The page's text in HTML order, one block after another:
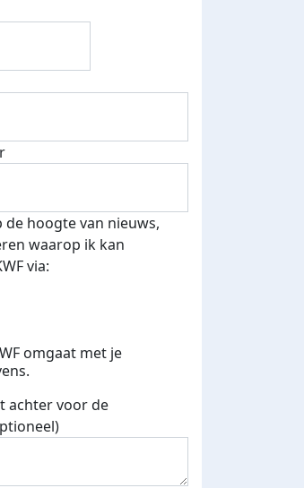
verstuurd
t-shirt
hoogte van nieuws,
waarop ik kan
via:
omgaat met je
achter voor de